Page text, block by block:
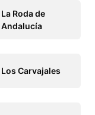
La Roda de
Andalucía
Los Carvajales